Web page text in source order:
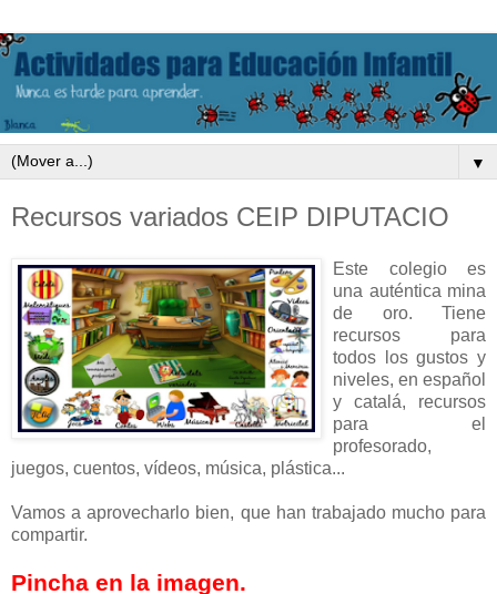
▼
Recursos variados CEIP DIPUTACIO
Este colegio es
una auténtica mina
de oro. Tiene
recursos para
todos los gustos y
niveles, en español
y catalá, recursos
para el
profesorado,
juegos, cuentos, vídeos, música, plástica...
Vamos a aprovecharlo bien, que han trabajado mucho para
compartir.
Pincha en la imagen.